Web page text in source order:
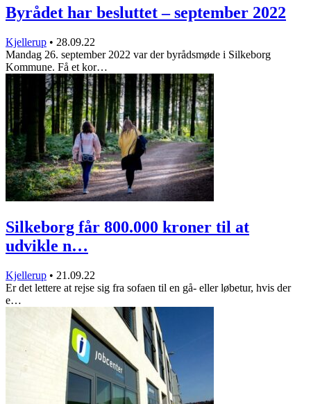
Byrådet har besluttet – september 2022
Kjellerup • 28.09.22
Mandag 26. september 2022 var der byrådsmøde i Silkeborg
Kommune. Få et kor…
Silkeborg får 800.000 kroner til at
udvikle n…
Kjellerup • 21.09.22
Er det lettere at rejse sig fra sofaen til en gå- eller løbetur, hvis der
e…